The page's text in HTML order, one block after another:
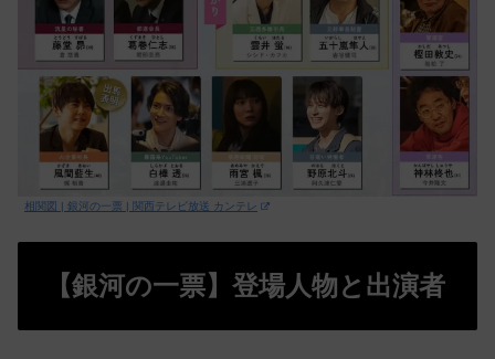
相関図 | 銀河の一票 | 関西テレビ放送 カンテレ
【銀河の一票】登場人物と出演者